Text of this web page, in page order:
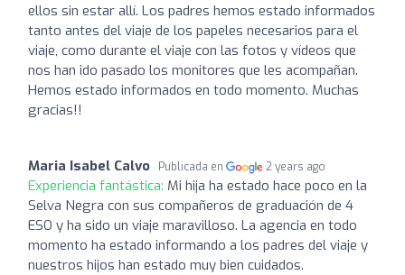
ellos sin estar allí. Los padres hemos estado informados
tanto antes del viaje de los papeles necesarios para el
viaje, como durante el viaje con las fotos y vídeos que
nos han ido pasado los monitores que les acompañan.
Hemos estado informados en todo momento. Muchas
gracias!!
Maria Isabel Calvo Publicada en 2 years ago
Experiencia fantástica: Mi hija ha estado hace poco en la
Selva Negra con sus compañeros de graduación de 4
ESO y ha sido un viaje maravilloso. La agencia en todo
momento ha estado informando a los padres del viaje y
nuestros hijos han estado muy bien cuidados.